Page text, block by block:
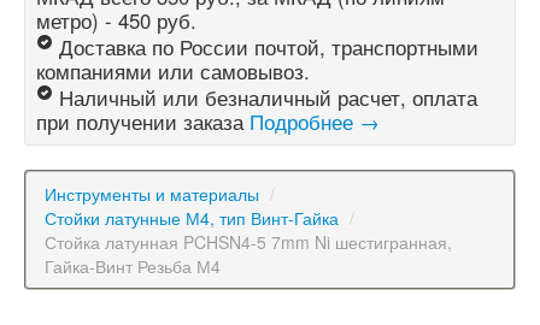
метро) - 450 руб.
Доставка по России почтой, транспортными
компаниями или самовывоз.
Наличный или безналичный расчет, оплата
при получении заказа Подробнее →
Инструменты и материалы /
Стойки латунные М4, тип Винт-Гайка /
Стойка латунная PCHSN4-5 7mm Ni шестигранная,
Гайка-Винт Резьба М4